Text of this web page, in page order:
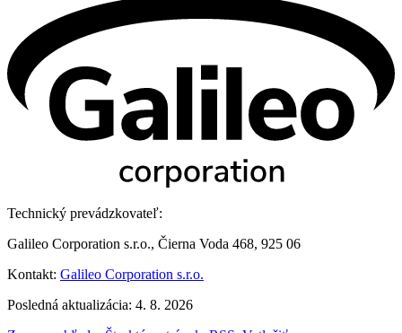
Technický prevádzkovateľ:
Galileo Corporation s.r.o., Čierna Voda 468, 925 06
Kontakt: Galileo Corporation s.r.o.
Posledná aktualizácia: 4. 8. 2026